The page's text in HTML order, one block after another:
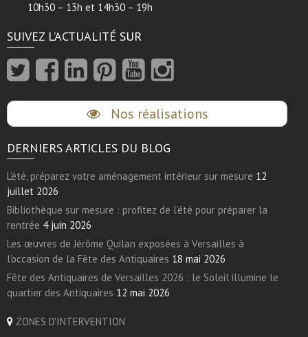
10h30 – 13h et 14h30 – 19h
SUIVEZ L’ACTUALITÉ SUR
Nos réalisations
DERNIERS ARTICLES DU BLOG
L’été, préparez votre aménagement intérieur sur mesure 12
juillet 2026
Bibliothèque sur mesure : profitez de l’été pour préparer la
rentrée 4 juin 2026
Les œuvres de Jérôme Quilan exposées à Versailles à
l’occasion de la Fête des Antiquaires 18 mai 2026
Fête des Antiquaires de Versailles 2026 : le Soleil illumine le
quartier des Antiquaires 12 mai 2026
ZONES D'INTERVENTION